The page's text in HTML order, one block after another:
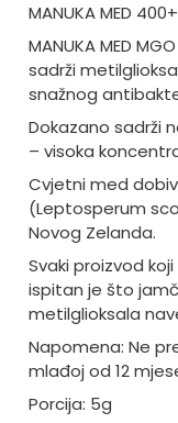
MANUKA MED
MANUKA MED
sadrži
snažnog
Dokazano sadrži
– visoka
Cvjetni med
(Leptosperum
Novog Zelanda.
Svaki proizvod
ispitan je što
metilglioksala
Napomena: Ne
mlađoj od 12
Porcija: 5g